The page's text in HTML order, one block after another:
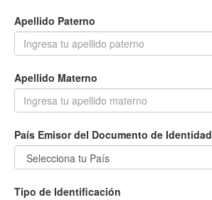
Apellido Paterno
Apellido Materno
País Emisor del Documento de Identidad
Tipo de Identificación